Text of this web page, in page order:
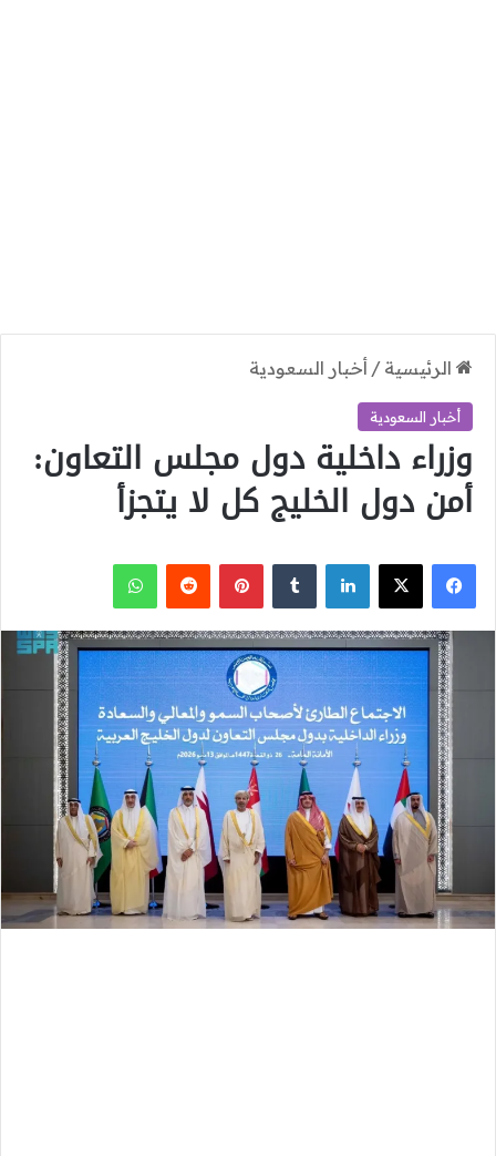
الرئيسية / أخبار السعودية
أخبار السعودية
وزراء داخلية دول مجلس التعاون:
أمن دول الخليج كل لا يتجزأ
فيسبوك
‫X لينكدإن بينتيريست واتساب